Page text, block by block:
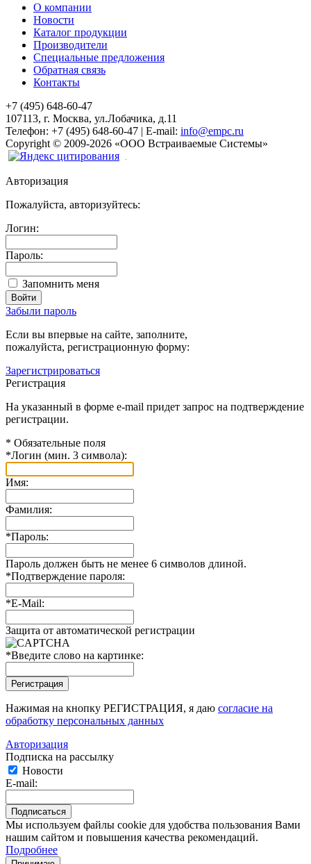
О компании
Новости
Каталог продукции
Производители
Специальные предложения
Обратная связь
Контакты
+7 (495) 648-60-47
107113, г. Москва, ул.Лобачика, д.11
Телефон: +7 (495) 648-60-47 | E-mail: info@empc.ru
Copyright © 2009-2026 «ООО Встраиваемые Системы»
Авторизация
Пожалуйста, авторизуйтесь:
Логин:
Пароль:
Запомнить меня
Забыли пароль
Если вы впервые на сайте, заполните,
пожалуйста, регистрационную форму:
Зарегистрироваться
Регистрация
На указанный в форме e-mail придет запрос на подтверждение
регистрации.
* Обязательные поля
*Логин (мин. 3 символа):
Имя:
Фамилия:
*Пароль:
Пароль должен быть не менее 6 символов длиной.
*Подтверждение пароля:
*E-Mail:
Защита от автоматической регистрации
*Введите слово на картинке:
Нажимая на кнопку РЕГИСТРАЦИЯ, я даю согласие на
обработку персональных данных
Авторизация
Подписка на рассылку
Новости
E-mail:
Мы используем файлы cookie для удобства пользования Вами
нашим сайтом и повышения качества рекомендаций.
Подробнее